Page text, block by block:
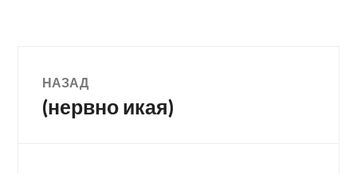
Навигация
по
НАЗАД
Предыдущая
запись:
(нервно икая)